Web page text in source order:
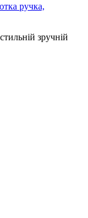
ручка,
зручній